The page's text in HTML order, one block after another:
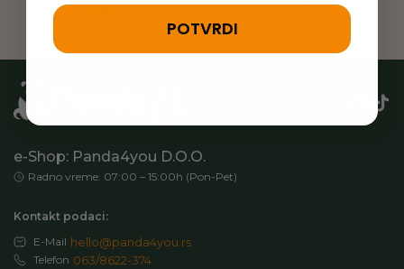
e-Shop: Panda4you D.O.O.
Radno vreme: 07:00 – 15:00h (Pon-Pet)
Kontakt podaci:
E-Mail hello@panda4you.rs
Telefon 063/8622-374
POTVRDI